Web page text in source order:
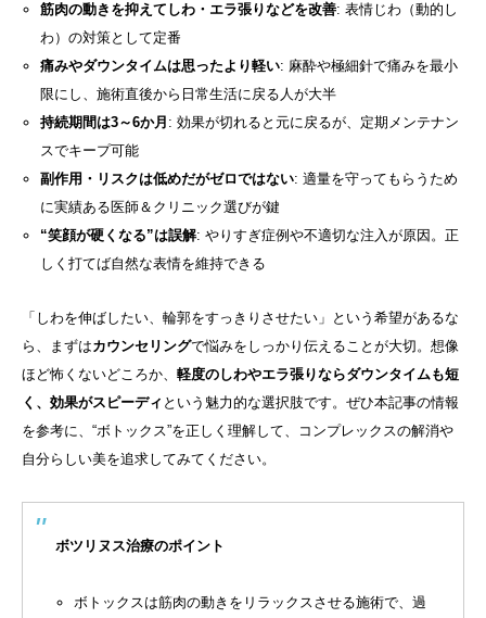
筋肉の動きを抑えてしわ・エラ張りなどを改善: 表情じわ（動的し
わ）の対策として定番
痛みやダウンタイムは思ったより軽い: 麻酔や極細針で痛みを最小
限にし、施術直後から日常生活に戻る人が大半
持続期間は3～6か月 : 効果が切れると元に戻るが、定期メンテナン
スでキープ可能
副作用・リスクは低めだがゼロではない: 適量を守ってもらうため
に実績ある医師＆クリニック選びが鍵
“笑顔が硬くなる”は誤解: やりすぎ症例や不適切な注入が原因。正
しく打てば自然な表情を維持できる
「しわを伸ばしたい、輪郭をすっきりさせたい」という希望があるな
ら、まずはカウンセリングで悩みをしっかり伝えることが大切。想像
ほど怖くないどころか、 軽度のしわやエラ張りならダウンタイムも短
く、効果がスピーディ という魅力的な選択肢です。ぜひ本記事の情報
を参考に、“ボトックス”を正しく理解して、コンプレックスの解消や
自分らしい美を追求してみてください。
ボツリヌス治療のポイント
ボトックスは筋肉の動きをリラックスさせる施術で、過